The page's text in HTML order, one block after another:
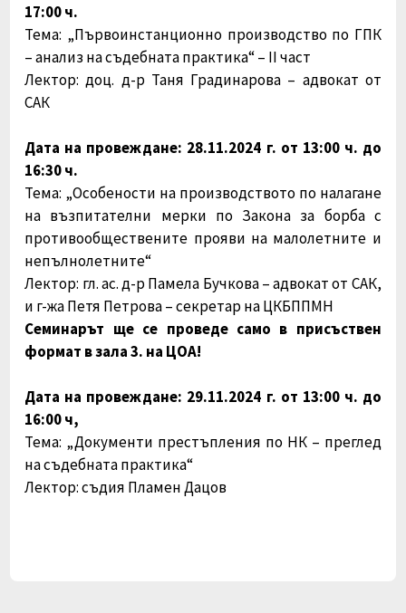
17:00 ч.
Тема: „Първоинстанционно производство по ГПК
– анализ на съдебната практика“ – II част
Лектор: доц. д-р Таня Градинарова – адвокат от
САК
Дата на провеждане: 28.11.2024 г. от 13:00 ч. до
16:30 ч.
Тема: „Особености на производството по налагане
на възпитателни мерки по Закона за борба с
противообществените прояви на малолетните и
непълнолетните“
Лектор: гл. ас. д-р Памела Бучкова – адвокат от САК,
и г-жа Петя Петрова – секретар на ЦКБППМН
Семинарът ще се проведе само в присъствен
формат в зала 3. на ЦОА!
Дата на провеждане: 29.11.2024 г. от 13:00 ч. до
16:00 ч,
Тема: „Документи престъпления по НК – преглед
на съдебната практика“
Лектор: съдия Пламен Дацов